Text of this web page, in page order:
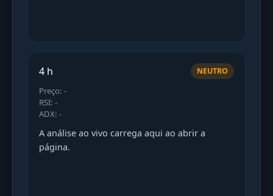
4 h NEUTRO
Preço: -
RSI: -
ADX: -
A análise ao vivo carrega aqui ao abrir a
página.